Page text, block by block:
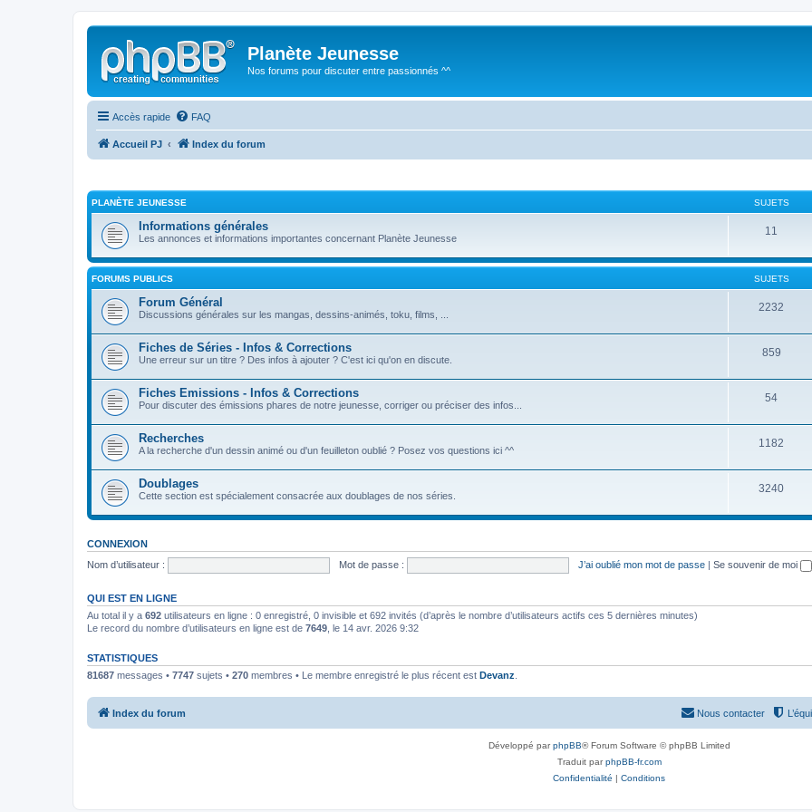
Planète Jeunesse
Nos forums pour discuter entre passionnés ^^
Accès rapide FAQ
Accueil PJ Index du forum
PLANÈTE JEUNESSE SUJETS
Informations générales
Les annonces et informations importantes concernant Planète Jeunesse
11
FORUMS PUBLICS SUJETS
Forum Général
Discussions générales sur les mangas, dessins-animés, toku, films, ...
2232
Fiches de Séries - Infos & Corrections
Une erreur sur un titre ? Des infos à ajouter ? C'est ici qu'on en discute.
859
Fiches Emissions - Infos & Corrections
Pour discuter des émissions phares de notre jeunesse, corriger ou préciser des infos...
54
Recherches
A la recherche d'un dessin animé ou d'un feuilleton oublié ? Posez vos questions ici ^^
1182
Doublages
Cette section est spécialement consacrée aux doublages de nos séries.
3240
CONNEXION
Nom d’utilisateur :
Mot de passe : J’ai oublié mon mot de passe | Se souvenir de moi
QUI EST EN LIGNE
Au total il y a 692 utilisateurs en ligne : 0 enregistré, 0 invisible et 692 invités (d’après le nombre d’utilisateurs actifs ces 5 dernières minutes)
Le record du nombre d’utilisateurs en ligne est de 7649 , le 14 avr. 2026 9:32
STATISTIQUES
81687 messages • 7747 sujets • 270 membres • Le membre enregistré le plus récent est Devanz
Index du forum Nous contacter
Développé parphpBB® Forum Software © phpBB Limited
Traduit parphpBB-fr.com
Confidentialité | Conditions